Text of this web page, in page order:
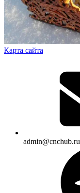
Карта сайта
admin@cnchub.ru